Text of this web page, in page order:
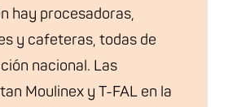
hay procesadoras,
y cafeteras, todas de
nacional. Las
Moulinex y T-FAL en la